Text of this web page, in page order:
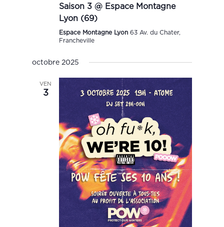
Saison 3 @ Espace Montagne
Lyon (69)
Espace Montagne Lyon63 Av. du Chater,
Francheville
octobre 2025
VEN
3